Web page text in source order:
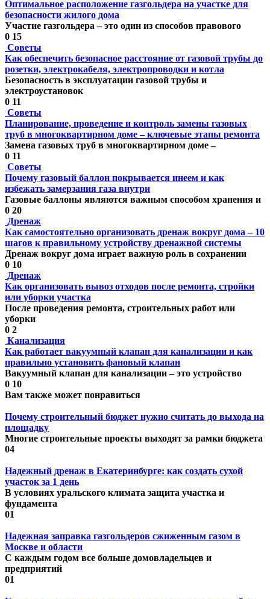
Оптимальное расположение газгольдера на участке для
безопасности жилого дома
Участие газгольдера – это один из способов правового
0 15
Советы
Как обеспечить безопасное расстояние от газовой трубы до
розетки, электрокабеля, электропроводки и котла
Безопасность в эксплуатации газовой трубы и
электроустановок
0 11
Советы
Планирование, проведение и контроль замены газовых
труб в многоквартирном доме – ключевые этапы ремонта
Замена газовых труб в многоквартирном доме –
0 11
Советы
Почему газовый баллон покрывается инеем и как
избежать замерзания газа внутри
Газовые баллоны являются важным способом хранения и
0 20
Дренаж
Как самостоятельно организовать дренаж вокруг дома – 10
шагов к правильному устройству дренажной системы
Дренаж вокруг дома играет важную роль в сохранении
0 10
Дренаж
Как организовать вывоз отходов после ремонта, стройки
или уборки участка
После проведения ремонта, строительных работ или
уборки
0 2
Канализация
Как работает вакуумный клапан для канализации и как
правильно установить фановый клапан
Вакуумный клапан для канализации – это устройство
0 10
Вам также может понравиться
Почему строительный бюджет нужно считать до выхода на
площадку
Многие строительные проекты выходят за рамки бюджета
04
Надежный дренаж в Екатеринбурге: как создать сухой
участок за 1 день
В условиях уральского климата защита участка и
фундамента
01
Надежная заправка газгольдеров сжиженным газом в
Москве и области
С каждым годом все больше домовладельцев и
предприятий
01